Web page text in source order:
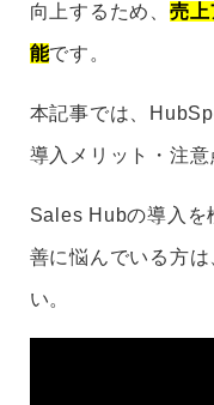
向上するため、 売上
能です。
本記事では、
導入メリット・注意
Sales Hubの導入を
善に悩んでいる方
い。